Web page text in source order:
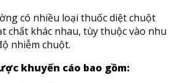
có nhiều loại thuốc diệt chuột
chất khác nhau, tùy thuộc vào nhu
nhiễm chuột.
khuyến cáo bao gồm: